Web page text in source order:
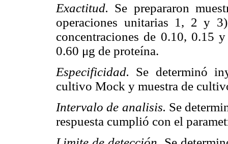
Exactitud. Se prepararon
operaciones unitarias 1, 2 y
concentraciones de 0.10, 0.15
0.60 μg de proteína.
Especificidad. Se determinó
cultivo Mock y muestra de
Intervalo de analisis. Se
respuesta cumplió con el